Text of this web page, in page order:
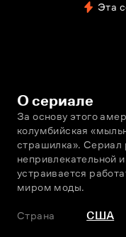
Эта
О сериале
За основу этого
колумбийская
страшилка». Сериал
непривлекательной
устраивается
миром моды.
Страна США